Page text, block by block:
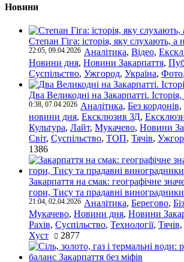
Новини
Степан Гіга: історія, яку слухають, а
22:05, 09.04.2026 Аналітика, Відео,
Новини дня, Новини Закарпаття,
Суспільство, Ужгород, Україна, Фото,
Два Великодні на Закарпатті.
0:38, 07.04.2026 Аналітика, Без кордонів,
новини дня, Ексклюзив ЗД,
Культура, Лайт, Мукачево, Новини
Світ, Суспільство, ТОП, Тячів,
1386
Закарпаття на смак: географічне
гори, Тису та прадавні виноградники
21:04, 02.04.2026 Аналітика, Берегово,
Мукачево, Новини дня, Новини
Рахів, Суспільство, Технології, Тячів,
Хуст
2877